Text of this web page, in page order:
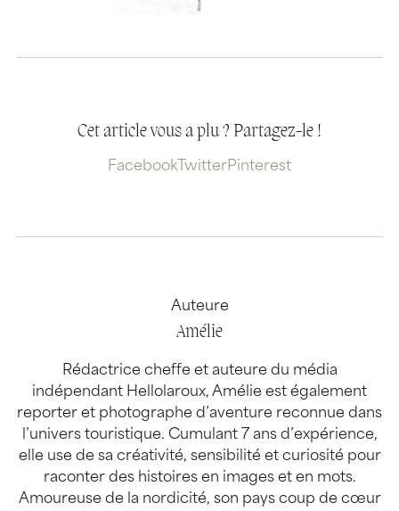
Cet article vous a plu ? Partagez-le !
Facebook TwitterPinterest
Auteure
Amélie
Rédactrice cheffe et auteure du média
indépendant Hellolaroux, Amélie est également
reporter et photographe d’aventure reconnue dans
l’univers touristique. Cumulant 7 ans d’expérience,
elle use de sa créativité, sensibilité et curiosité pour
raconter des histoires en images et en mots.
Amoureuse de la nordicité, son pays coup de cœur